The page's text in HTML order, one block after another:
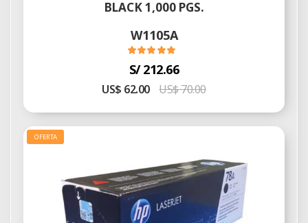
BLACK 1,000 PGS.
W1105A
S/ 212.66
US$ 62.00 US$ 70.00
OFERTA